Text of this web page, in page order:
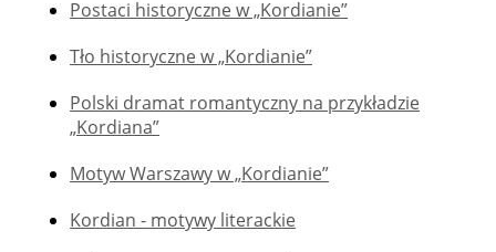
Postaci historyczne w „Kordianie”
Tło historyczne w „Kordianie”
Polski dramat romantyczny na przykładzie
„Kordiana”
Motyw Warszawy w „Kordianie”
Kordian - motywy literackie